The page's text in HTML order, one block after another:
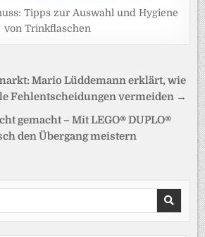
Tipps zur Auswahl und Hygiene
von Trinkflaschen
Mario Lüddemann erklärt, wie
Fehlentscheidungen vermeiden →
gemacht – Mit LEGO® DUPLO®
den Übergang meistern